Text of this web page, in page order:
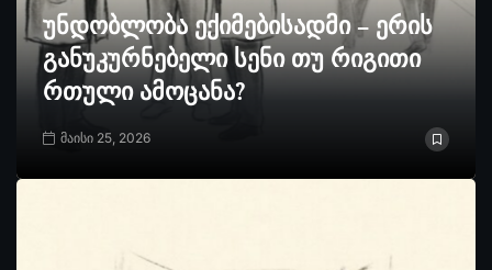
უნდობლობა ექიმებისადმი – ერის
განუკურნებელი სენი თუ რიგითი
რთული ამოცანა?
მაისი 25, 2026